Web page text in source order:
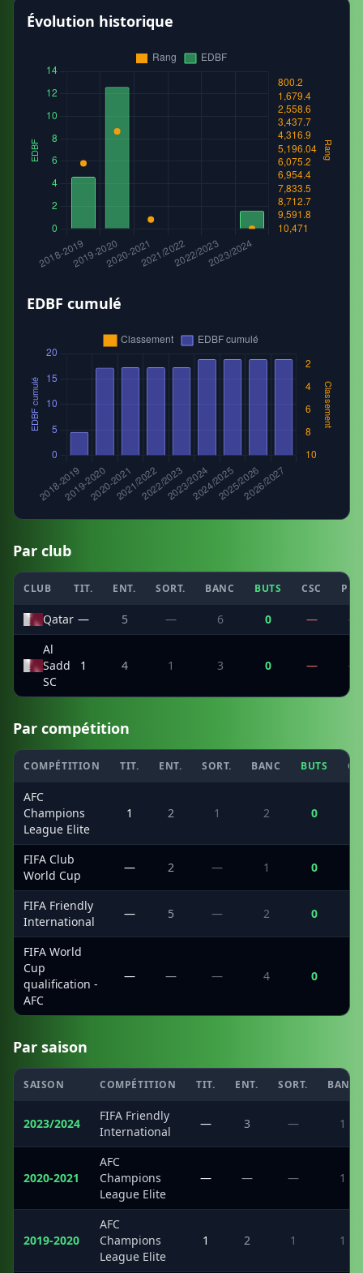
Évolution historique
EDBF cumulé
Par club
CLUB TIT. ENT. SORT. BANC BUTS CSC
Qatar — 5 — 6 0 —
—
Al
Sadd
SC
1 4 1 3 0 — —
Par compétition
COMPÉTITION TIT. ENT. SORT. BANC BUTS
AFC
Champions
League Elite
1 2 1 2 0
FIFA Club
World Cup
— 2 — 1 0
FIFA Friendly
International
— 5 — 2 0
FIFA World
Cup
qualification -
AFC
— — — 4 0
Par saison
SAISON COMPÉTITION TIT. ENT. SORT. BANC
2023/2024
FIFA Friendly
International
— 3 — 1
2020-2021
AFC
Champions
League Elite
— — — 1
2019-2020
AFC
Champions
League Elite
1 2 1 1